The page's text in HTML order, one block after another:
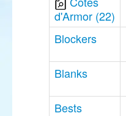
d'Armor (22)
Blockers
Blanks
Bests